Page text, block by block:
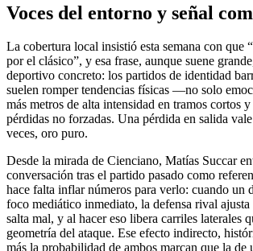
Voces del entorno y señal
La cobertura local insistió esta semana con que
por el clásico”, y esa frase, aunque suene
deportivo concreto: los partidos de identidad
suelen romper tendencias físicas —no solo
más metros de alta intensidad en tramos cortos y
pérdidas no forzadas. Una pérdida en salida
veces, oro puro.
Desde la mirada de Cienciano, Matías Succar
conversación tras el partido pasado como
hace falta inflar números para verlo: cuando un
foco mediático inmediato, la defensa rival ajusta
salta mal, y al hacer eso libera carriles laterales
geometría del ataque. Ese efecto indirecto,
más la probabilidad de ambos marcan que la de